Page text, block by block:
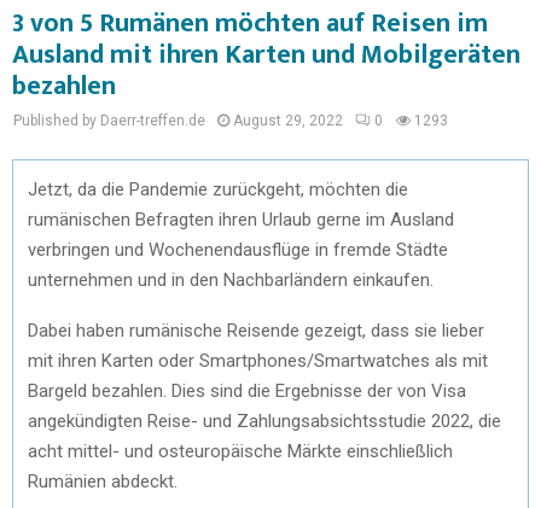
3 von 5 Rumänen möchten auf Reisen im
Ausland mit ihren Karten und Mobilgeräten
bezahlen
Published by Daerr-treffen.de August 29, 2022 0 1293
Jetzt, da die Pandemie zurückgeht, möchten die
rumänischen Befragten ihren Urlaub gerne im Ausland
verbringen und Wochenendausflüge in fremde Städte
unternehmen und in den Nachbarländern einkaufen.
Dabei haben rumänische Reisende gezeigt, dass sie lieber
mit ihren Karten oder Smartphones/Smartwatches als mit
Bargeld bezahlen. Dies sind die Ergebnisse der von Visa
angekündigten Reise- und Zahlungsabsichtsstudie 2022, die
acht mittel- und osteuropäische Märkte einschließlich
Rumänien abdeckt.